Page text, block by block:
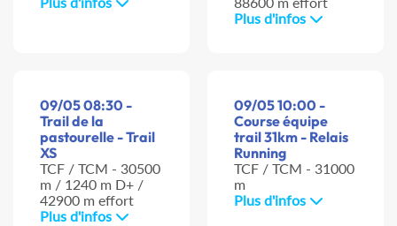
Plus d'infos
09/05 08:30 -
Trail de la
pastourelle - Trail
XS
TCF / TCM - 30500
m / 1240 m D+ /
42900 m effort
Plus d'infos
09/05 10:00 -
Course équipe
trail 31km - Relais
Running
TCF / TCM - 31000
m
Plus d'infos